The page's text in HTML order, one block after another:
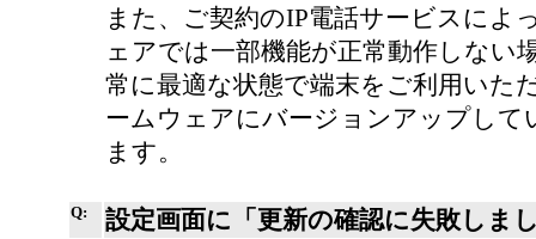
また、ご契約のIP電話サービスによ
ェアでは一部機能が正常動作しない
常に最適な状態で端末をご利用いた
ームウェアにバージョンアップし
ます。
Q: 設定画面に「更新の確認に失敗しま